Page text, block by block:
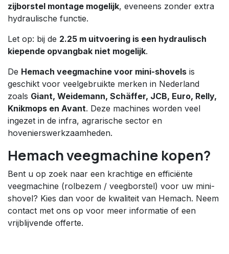
zijborstel montage mogelijk, eveneens zonder extra
hydraulische functie.
Let op: bij de 2.25 m uitvoering is een hydraulisch
kiepende opvangbak niet mogelijk.
De Hemach veegmachine voor mini-shovels is
geschikt voor veelgebruikte merken in Nederland
zoals Giant, Weidemann, Schäffer, JCB, Euro, Relly,
Knikmops en Avant. Deze machines worden veel
ingezet in de infra, agrarische sector en
hovenierswerkzaamheden.
Hemach veegmachine kopen?
Bent u op zoek naar een krachtige en efficiënte
veegmachine (rolbezem / veegborstel) voor uw mini-
shovel? Kies dan voor de kwaliteit van Hemach. Neem
contact met ons op voor meer informatie of een
vrijblijvende offerte.